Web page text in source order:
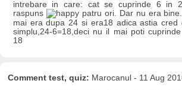
intrebare in care: cat se cuprinde 6 in
raspuns
patru ori. Dar nu era
mai era dupa 24 si era18 adica astia cred
simplu,24-6=18,deci nu il mai poti
18
Comment test, quiz: Marocanul - 11 Aug